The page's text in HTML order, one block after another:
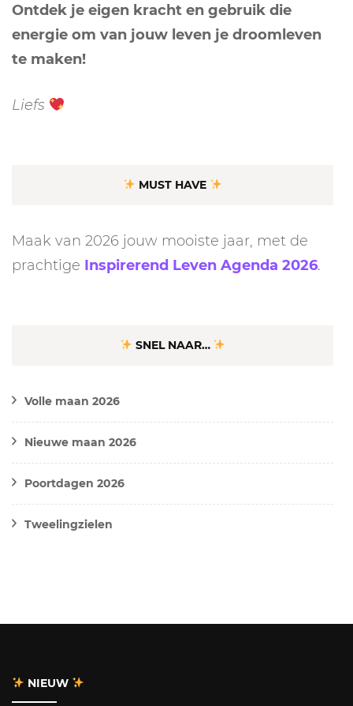
Ontdek je eigen kracht en gebruik die
energie om van jouw leven je droomleven
te maken!
Liefs
MUST HAVE
Maak van 2026 jouw mooiste jaar, met de
prachtige Inspirerend Leven Agenda 2026.
SNEL NAAR…
Volle maan 2026
Nieuwe maan 2026
Poortdagen 2026
Tweelingzielen
NIEUW